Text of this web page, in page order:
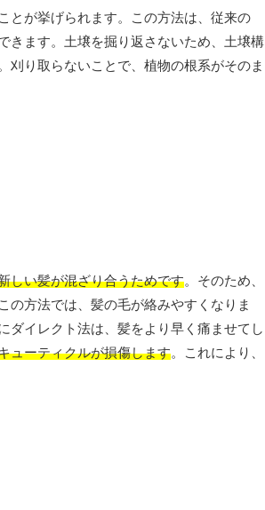
とが挙げられます。この方法は、従来の
きます。土壌を掘り返さないため、土壌構
刈り取らないことで、植物の根系がそのま
しい髪が混ざり合うためです。そのため、
の方法では、髪の毛が絡みやすくなりま
ダイレクト法は、髪をより早く痛ませてし
ューティクルが損傷します。これにより、